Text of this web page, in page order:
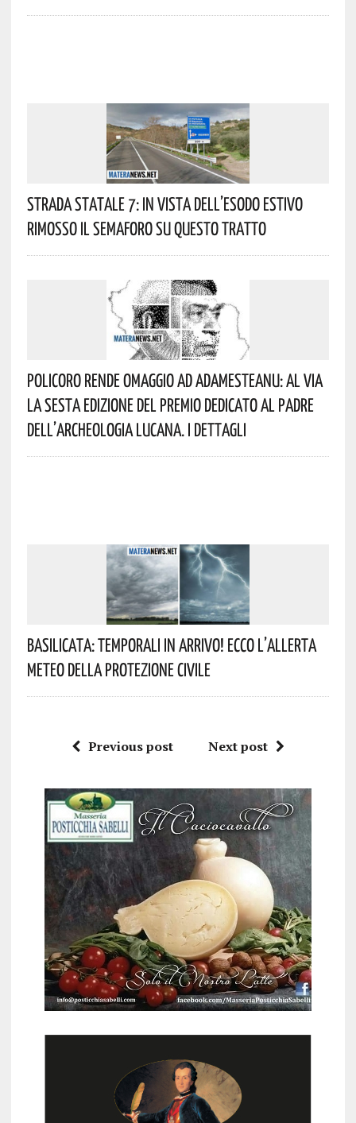
Strada Statale 7: In Vista Dell’esodo Estivo
Rimosso Il Semaforo Su Questo Tratto
Policoro Rende Omaggio Ad Adamesteanu: Al Via
La Sesta Edizione Del Premio Dedicato Al Padre
Dell’archeologia Lucana. I Dettagli
Basilicata: Temporali In Arrivo! Ecco L’allerta
Meteo Della Protezione Civile
Previous post Next post